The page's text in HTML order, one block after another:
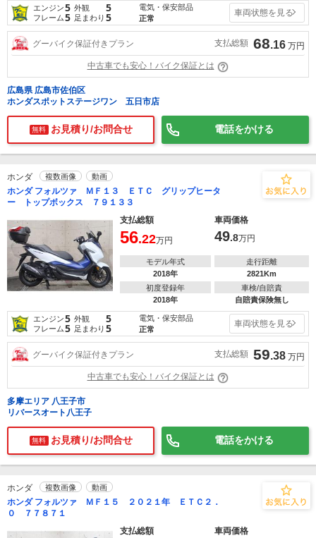
エンジン5 外観 5
フレーム5 足まわり 5
電気・保安部品
正常
車両状態を見る
グーバイク保証付きプラン 支払総額 68.16 万円
中古車でも安心！バイク保証とは
広島県 広島市佐伯区
ホンダスポットステージワン 五日市店
無料 お見積り/お問合せ 電話をかける
ホンダ 複数画像 動画
ホンダ フォルツァ ＭＦ１３ ＥＴＣ グリップヒータ
ー トップボックス ７９１３３
支払総額
車両価格
56.22万円 49.8万円
モデル年式
2018年
走行距離
2821Km
初度登録年
2018年
車検/自賠責
自賠責保険無し
エンジン5 外観 5
フレーム5 足まわり 5
電気・保安部品
正常
車両状態を見る
グーバイク保証付きプラン 支払総額 59.38 万円
中古車でも安心！バイク保証とは
多摩エリア 八王子市
リバースオート八王子
無料 お見積り/お問合せ 電話をかける
ホンダ 複数画像 動画
ホンダ フォルツァ ＭＦ１５ ２０２１年 ＥＴＣ２．
０ ７７８７１
支払総額
車両価格